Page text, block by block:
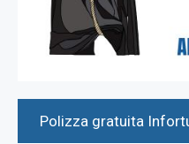
Polizza gratuita